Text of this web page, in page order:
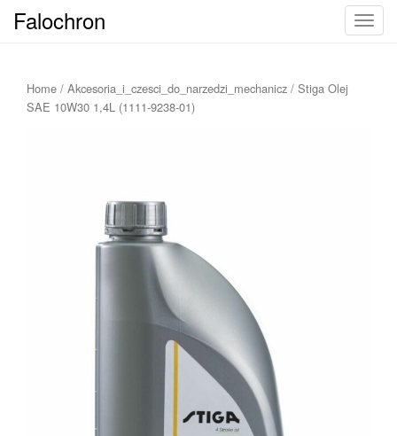
T
Falochron
Home / Akcesoria_i_czesci_do_narzedzi_mechanicz / Stiga Olej
SAE 10W30 1,4L (1111-9238-01)